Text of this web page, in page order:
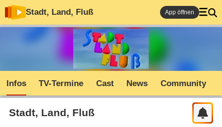
Stadt, Land, Fluß App öffnen
Infos TV-Termine Cast News Community
Stadt, Land, Fluß